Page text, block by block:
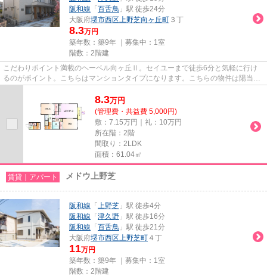
阪和線 「 百舌鳥 」駅 徒歩24分
大阪府堺市西区上野芝向ヶ丘町 ３丁
8.3万円
築年数：築9年 ｜募集中： 1室
階数：2階建
こだわりポイント満載のヘーベル向ヶ丘Ⅱ。セイユーまで徒歩6分と気軽に行け
るのがポイント。こちらはマンションタイプになります。こちらの物件は陽当り
8.3万円
(管理費・共益費 5,000円)
敷：7.15万円｜礼：10万円
所在階：2階
間取り：2LDK
面積：61.04㎡
賃貸｜アパート メドウ上野芝
阪和線 「 上野芝 」駅 徒歩4分
阪和線 「 津久野 」駅 徒歩16分
阪和線 「 百舌鳥 」駅 徒歩21分
大阪府堺市西区上野芝町 ４丁
11万円
築年数：築9年 ｜募集中： 1室
階数：2階建